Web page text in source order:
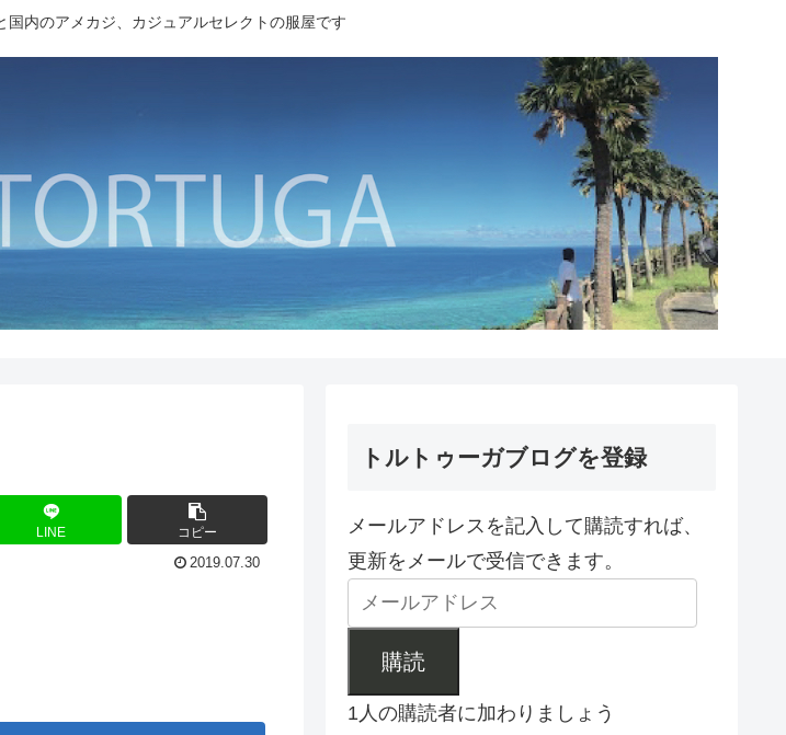
内のアメカジ、カジュアルセレクトの服屋です
LINE コピー
2019.07.30
トルトゥーガブログを登録
メールアドレスを記入して購読すれば、
更新をメールで受信できます。
購読
1人の購読者に加わりましょう